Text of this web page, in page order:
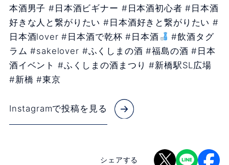
本酒男子 #日本酒ビギナー #日本酒初心者 #日本酒
好きな人と繋がりたい #日本酒好きと繋がりたい #
日本酒lover #日本酒で乾杯 #日本酒
#飲酒タグ
ラム #sakelover #ふくしまの酒 #福島の酒 #日本
酒イベント #ふくしまの酒まつり #新橋駅SL広場
#新橋 #東京
Instagramで投稿を見る
シェアする